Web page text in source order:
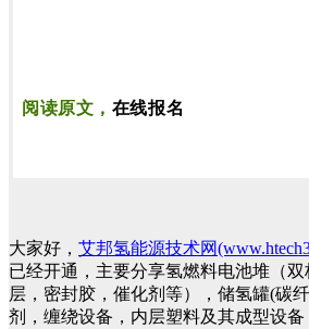
阅读原文， 在线报名
大家好， 艾邦氢能源技术网
已经开通，主要分享氢燃料电池堆（
层，密封胶，催化剂等），储氢罐(碳
剂，缠绕设备，内层塑料及其成型设